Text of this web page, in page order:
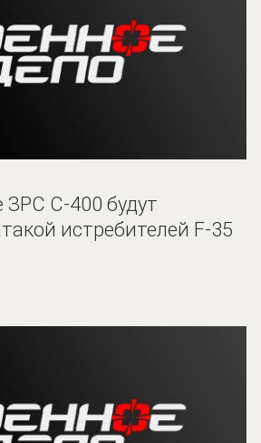
ЗРС С-400 будут
истребителей F-35